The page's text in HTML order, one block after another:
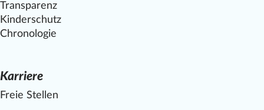
Transparenz
Kinderschutz
Chronologie
Karriere
Freie Stellen